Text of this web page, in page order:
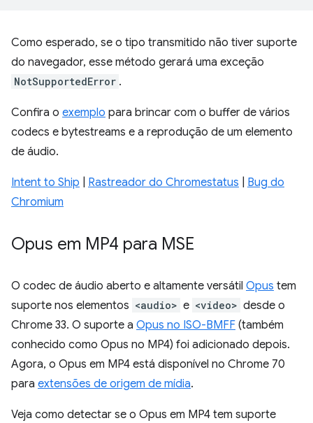
Como esperado, se o tipo transmitido não tiver suporte
do navegador, esse método gerará uma exceção
NotSupportedError .
Confira o exemplo para brincar com o buffer de vários
codecs e bytestreams e a reprodução de um elemento
de áudio.
Intent to Ship Rastreador do Chromestatus
Bug do
Chromium
Opus em MP4 para MSE
O codec de áudio aberto e altamente versátil Opus tem
suporte nos elementos <audio> e <video> desde o
Chrome 33. O suporte a Opus no ISO-BMFF (também
conhecido como Opus no MP4) foi adicionado depois.
Agora, o Opus em MP4 está disponível no Chrome 70
para extensões de origem de mídia.
Veja como detectar se o Opus em MP4 tem suporte